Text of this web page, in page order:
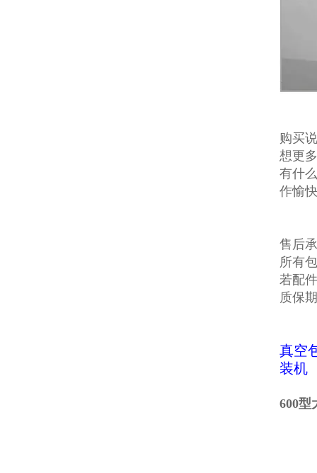
购买
想更
有什
作愉
售后
所有
若配
质保
真空
装机
600型